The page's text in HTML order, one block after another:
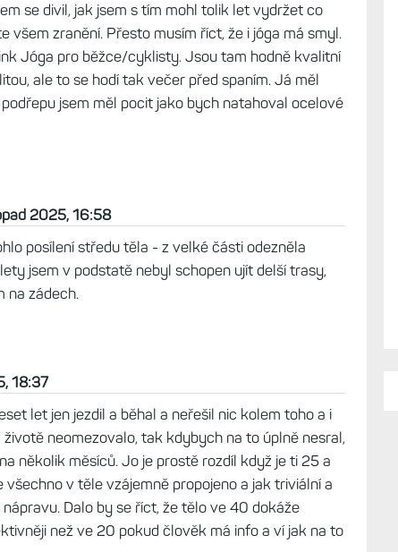
se divil, jak jsem s tím mohl tolik let vydržet co
všem zranění. Přesto musím říct, že i jóga má smyl.
Jóga pro běžce/cyklisty. Jsou tam hodně kvalitní
ale to se hodí tak večer před spaním. Já měl
jsem měl pocit jako bych natahoval ocelové
2025, 16:58
posílení středu těla - z velké části odezněla
jsem v podstatě nebyl schopen ujít delší trasy,
na zádech.
18:37
let jen jezdil a běhal a neřešil nic kolem toho a i
neomezovalo, tak kdybych na to úplně nesral,
několik měsíců. Jo je prostě rozdíl když je ti 25 a
všechno v těle vzájemně propojeno a jak triviální a
Dalo by se říct, že tělo ve 40 dokáže
než ve 20 pokud člověk má info a ví jak na to